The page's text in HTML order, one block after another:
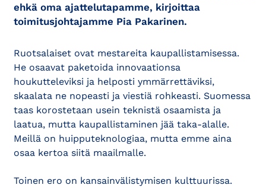
ehkä oma ajattelutapamme, kirjoittaa
toimitusjohtajamme Pia Pakarinen.
Ruotsalaiset ovat mestareita kaupallistamisessa.
He osaavat paketoida innovaationsa
houkutteleviksi ja helposti ymmärrettäviksi,
skaalata ne nopeasti ja viestiä rohkeasti. Suomessa
taas korostetaan usein teknistä osaamista ja
laatua, mutta kaupallistaminen jää taka-alalle.
Meillä on huipputeknologiaa, mutta emme aina
osaa kertoa siitä maailmalle.
Toinen ero on kansainvälistymisen kulttuurissa.